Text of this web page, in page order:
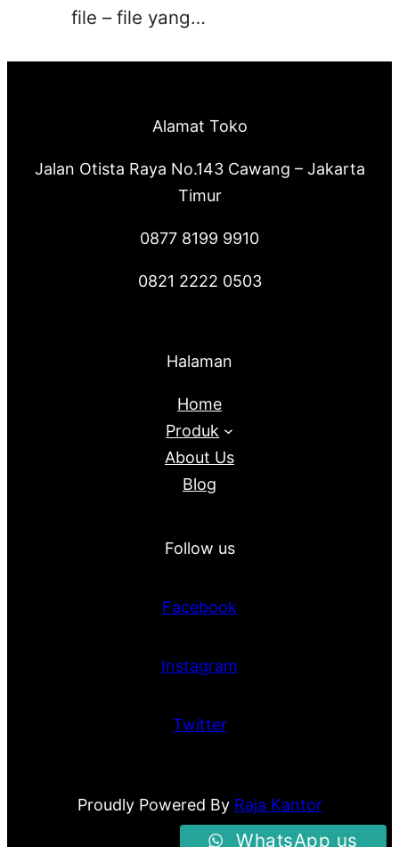
file – file yang…
Alamat Toko
Jalan Otista Raya No.143 Cawang – Jakarta
Timur
0877 8199 9910
0821 2222 0503
Halaman
Home
Produk
About Us
Blog
Follow us
Facebook
Instagram
Twitter
Proudly Powered By Raja Kantor
WhatsApp us